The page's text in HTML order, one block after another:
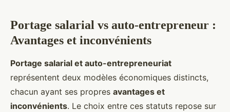
Portage salarial vs auto-entrepreneur :
Avantages et inconvénients
Portage salarial et auto-entrepreneuriat
représentent deux modèles économiques distincts,
chacun ayant ses propres avantages et
inconvénients. Le choix entre ces statuts repose sur